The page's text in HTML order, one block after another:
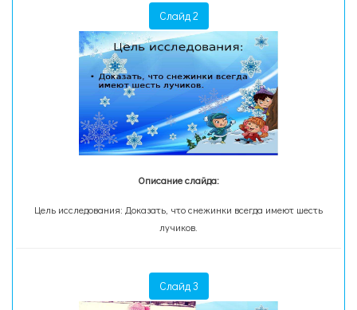
Слайд 2
Описание слайда:
Цель исследования: Доказать, что снежинки всегда имеют шесть
лучиков.
Слайд 3